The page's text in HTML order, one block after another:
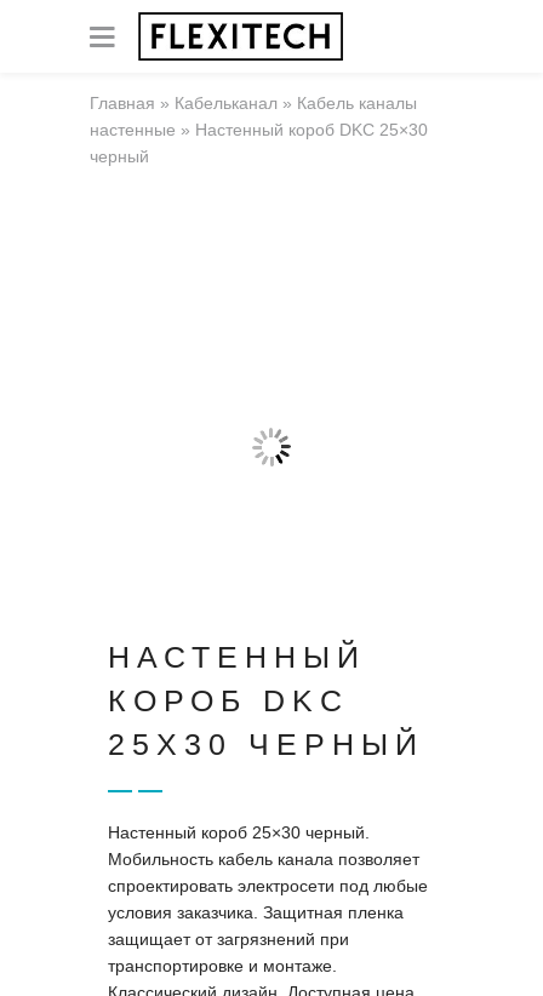
Главная » Кабельканал » Кабель каналы
настенные » Настенный короб DKC 25×30
черный
НАСТЕННЫЙ
КОРОБ DKC
25X30 ЧЕРНЫЙ
Настенный короб 25×30 черный.
Мобильность кабель канала позволяет
спроектировать электросети под любые
условия заказчика. Защитная пленка
защищает от загрязнений при
транспортировке и монтаже.